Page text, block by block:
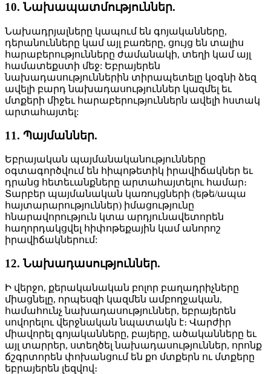
10. Նախապատմություններ.
Նախադրյալները կապում են գոյականները,
դերանունները կամ այլ բառերը, ցույց են տալիս
հարաբերությունները ժամանակի, տեղի կամ այլ
համատեքստի մեջ: Եբրայերեն
նախադասություններին տիրապետելը կօգնի ձեզ
ավելի բարդ նախադասություններ կազմել եւ
մտքերի միջեւ հարաբերություններն ավելի հստակ
արտահայտել:
11. Պայմաններ.
Եբրայական պայմանականությունները
օգտագործվում են հիպոթետիկ իրավիճակներ եւ
դրանց հետեւանքները արտահայտելու համար։
Տարբեր պայմանական կառույցների (եթե/ապա
հայտարարություններ) իմացությունը
հնարավորություն կտա արդյունավետորեն
հաղորդակցվել հիփոթեքային կամ անորոշ
իրավիճակներում:
12. Նախադասություններ.
Ի վերջո, քերականական բոլոր բաղադրիչները
միացնելը, որպեսզի կազմեն ամբողջական,
համահունչ նախադասություններ, եբրայերեն
սովորելու վերջնական նպատակն է։ Վարժիր
միավորել գոյականները, բայերը, ածականները եւ
այլ տարրեր, ստեղծել նախադասություններ, որոնք
ճշգրտորեն փոխանցում են քո մտքերն ու մտքերը
եբրայերեն լեզվով։